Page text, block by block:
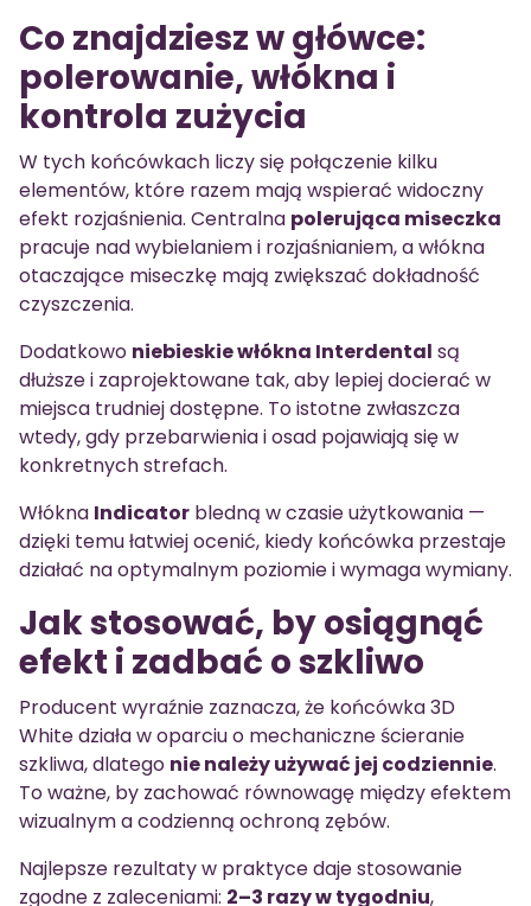
Co znajdziesz w główce:
polerowanie, włókna i
kontrola zużycia
W tych końcówkach liczy się połączenie kilku
elementów, które razem mają wspierać widoczny
efekt rozjaśnienia. Centralna polerująca miseczka
pracuje nad wybielaniem i rozjaśnianiem, a włókna
otaczające miseczkę mają zwiększać dokładność
czyszczenia.
Dodatkowo niebieskie włókna Interdental są
dłuższe i zaprojektowane tak, aby lepiej docierać w
miejsca trudniej dostępne. To istotne zwłaszcza
wtedy, gdy przebarwienia i osad pojawiają się w
konkretnych strefach.
Włókna Indicator bledną w czasie użytkowania —
dzięki temu łatwiej ocenić, kiedy końcówka przestaje
działać na optymalnym poziomie i wymaga wymiany.
Jak stosować, by osiągnąć
efekt i zadbać o szkliwo
Producent wyraźnie zaznacza, że końcówka 3D
White działa w oparciu o mechaniczne ścieranie
szkliwa, dlatego nie należy używać jej codziennie.
To ważne, by zachować równowagę między efektem
wizualnym a codzienną ochroną zębów.
Najlepsze rezultaty w praktyce daje stosowanie
zgodne z zaleceniami: 2–3 razy w tygodniu,